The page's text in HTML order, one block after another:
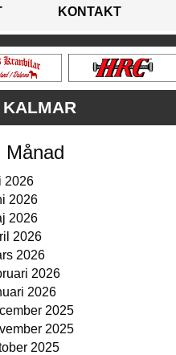
KONTAKT
KALMAR
Månad
2026
2026
2026
2026
2026
2026
2026
2025
2025
2025